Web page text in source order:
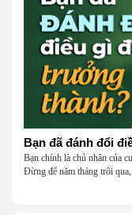
Bạn chính là chủ nhân của
Đừng để năm tháng trôi